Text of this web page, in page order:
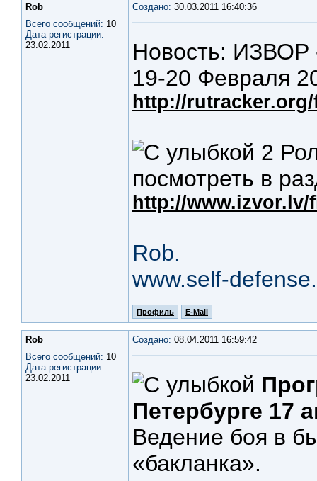
Rob
Всего сообщений: 10
Дата регистрации:
23.02.2011
Создано: 30.03.2011 16:40:36
Новость: ИЗВОР
19-20 Февраля
http://
2
посмотреть в
http://
Rob.
www.self-
Профиль E-Mail
Rob
Всего сообщений: 10
Дата регистрации:
23.02.2011
Создано: 08.04.2011 16:59:42
Петербурге 17
Ведение боя в
«бакланка».